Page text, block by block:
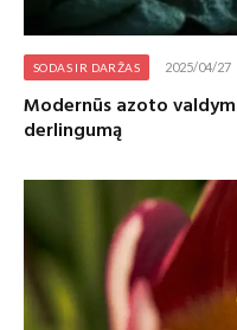
SODAS IR DARŽAS 2025/04/27
Modernūs azoto
derlingumą